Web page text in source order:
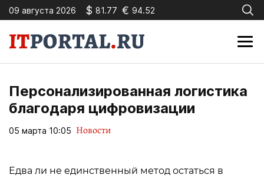
09 августа 2026 $ 81.77 € 94.52
Персонализированная логистика
благодаря цифровизации
05 марта 10:05 Новости
Едва ли не единственный метод остаться в